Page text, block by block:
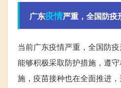
广东疫情严重，全国防
当前广东疫情严重，全国防
能够积极采取防护措施，遵
施，疫苗接种也在全面推进